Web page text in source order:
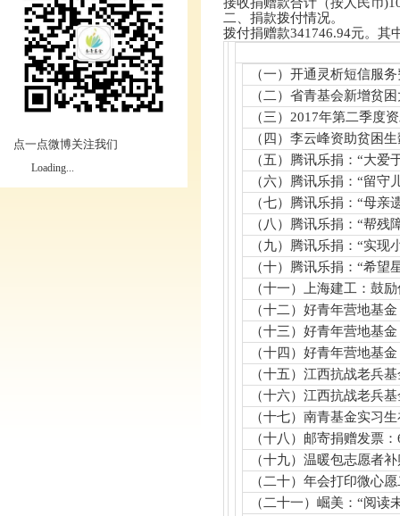
点一点微博关注我们
Loading...
二、捐款拨付情况。
拨付捐赠款341746.94元。其
（一）开通灵析短信服
（二）省青基会新增贫
（三） 2017年第二季度
（四）李云峰资助贫困
（五）腾讯乐捐：“大爱
（六）腾讯乐捐：“留守
（七）腾讯乐捐：“母亲
（八）腾讯乐捐：“帮残
（九）腾讯乐捐：“实现
（十）腾讯乐捐：“希望
（十一）上海建工：鼓
（十二）好青年营地基
（十三）好青年营地基
（十四）好青年营地基
（十五）江西抗战老兵
（十六）江西抗战老兵
（十七）南青基金实习
（十八）邮寄捐赠发票：
（十九）温暖包志愿者
（二十）年会打印微心
（二十一）崛美：“阅读